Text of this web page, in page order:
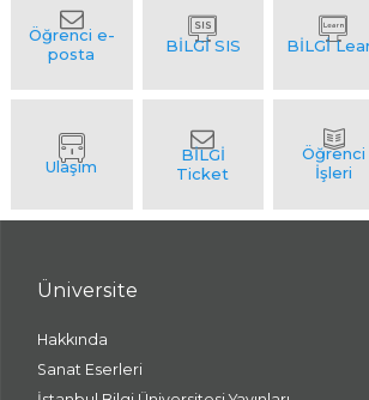
Üniversite
Hakkında
Sanat Eserleri